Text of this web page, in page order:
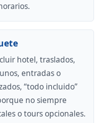
hotel, traslados,
entradas o
“todo incluido”
no siempre
o tours opcionales.